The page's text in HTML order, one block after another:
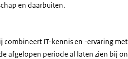
en daarbuiten.
IT-kennis en -ervaring
afgelopen periode al laten zien bij